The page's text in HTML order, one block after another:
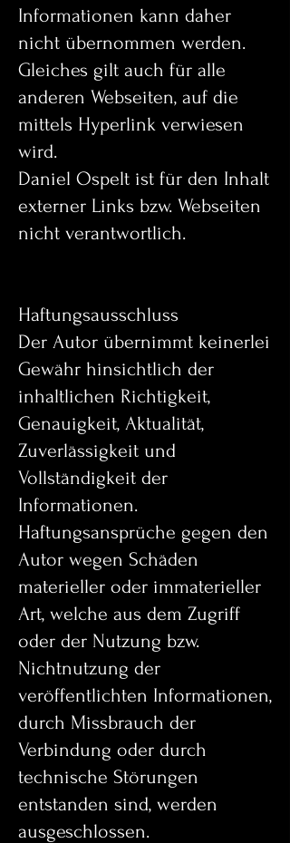
Informationen kann daher
nicht übernommen werden.
Gleiches gilt auch für alle
anderen Webseiten, auf die
mittels Hyperlink verwiesen
wird.
Daniel Ospelt ist für den Inhalt
externer Links bzw. Webseiten
nicht verantwortlich.
Haftungsausschluss
Der Autor übernimmt keinerlei
Gewähr hinsichtlich der
inhaltlichen Richtigkeit,
Genauigkeit, Aktualität,
Zuverlässigkeit und
Vollständigkeit der
Informationen.
Haftungsansprüche gegen den
Autor wegen Schäden
materieller oder immaterieller
Art, welche aus dem Zugriff
oder der Nutzung bzw.
Nichtnutzung der
veröffentlichten Informationen,
durch Missbrauch der
Verbindung oder durch
technische Störungen
entstanden sind, werden
ausgeschlossen.